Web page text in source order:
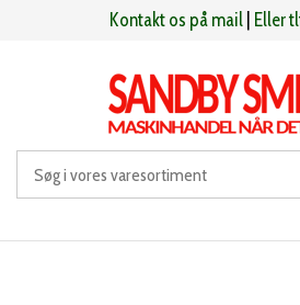
Kontakt os på mail Eller
Sandby smeden